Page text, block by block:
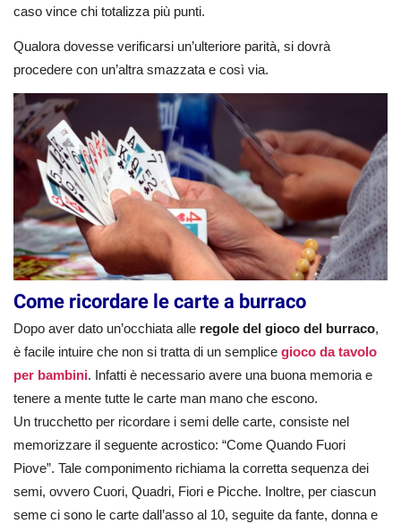
caso vince chi totalizza più punti.
Qualora dovesse verificarsi un’ulteriore parità, si dovrà
procedere con un’altra smazzata e così via.
Come ricordare le carte a burraco
Dopo aver dato un’occhiata alle regole del gioco del burraco,
è facile intuire che non si tratta di un semplice gioco da tavolo
per bambini. Infatti è necessario avere una buona memoria e
tenere a mente tutte le carte man mano che escono.
Un trucchetto per ricordare i semi delle carte, consiste nel
memorizzare il seguente acrostico: “Come Quando Fuori
Piove”. Tale componimento richiama la corretta sequenza dei
semi, ovvero Cuori, Quadri, Fiori e Picche. Inoltre, per ciascun
seme ci sono le carte dall’asso al 10, seguite da fante, donna e